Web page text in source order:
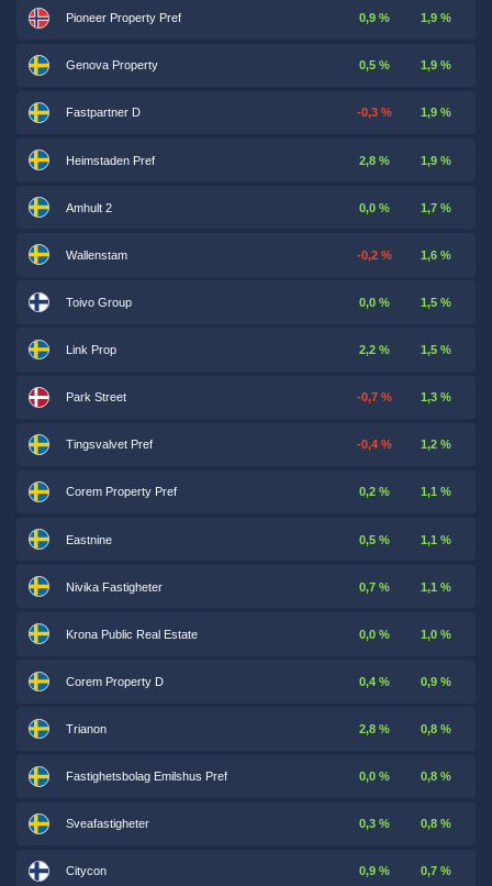
Pioneer Property Pref 0,9 % 1,9 %
Genova Property 0,5 % 1,9 %
Fastpartner D -0,3 % 1,9 %
Heimstaden Pref 2,8 % 1,9 %
Amhult 2 0,0 % 1,7 %
Wallenstam -0,2 % 1,6 %
Toivo Group 0,0 % 1,5 %
Link Prop 2,2 % 1,5 %
Park Street -0,7 % 1,3 %
Tingsvalvet Pref -0,4 % 1,2 %
Corem Property Pref 0,2 % 1,1 %
Eastnine 0,5 % 1,1 %
Nivika Fastigheter 0,7 % 1,1 %
Krona Public Real Estate 0,0 % 1,0 %
Corem Property D 0,4 % 0,9 %
Trianon 2,8 % 0,8 %
Fastighetsbolag Emilshus Pref 0,0 % 0,8 %
Sveafastigheter 0,3 % 0,8 %
Citycon 0,9 % 0,7 %